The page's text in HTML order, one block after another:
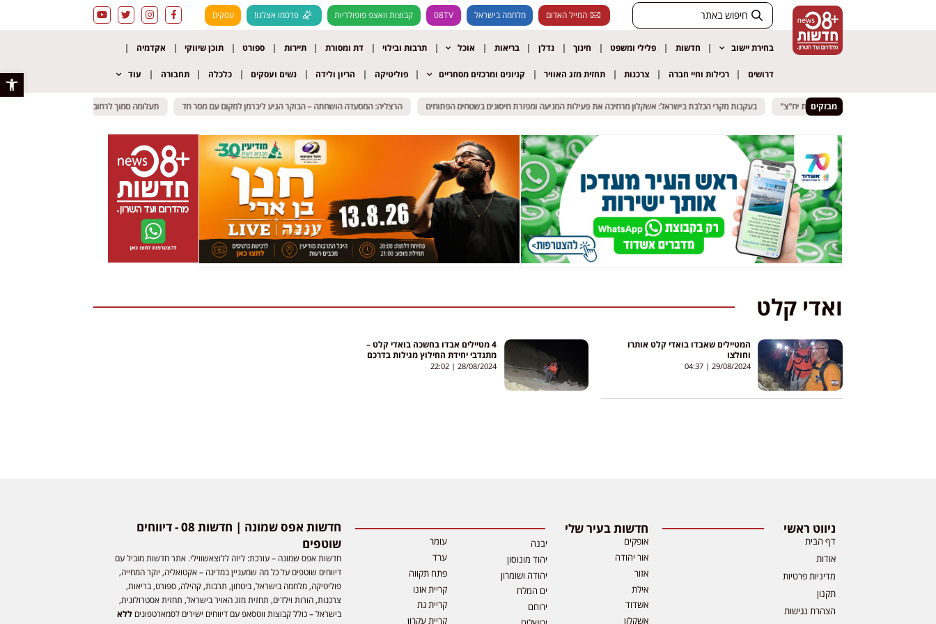
פתח
המייל האדום מלחמה בישראל 08TV קבוצות וואצפ פופולריות פרסמו אצלנו! עסקים
בחירת יישוב חדשות פלילי ומשפט חינוך נדלן בריאות אוכל תרבות ובילוי דת ומסורת תיירות ספורט תוכן שיווקי אקדמיה
דרושים רכילות וחיי חברה צרכנות תחזית מזג האוויר קניונים ומרכזים מסחריים פוליטיקה הריון ולידה נשים ועסקים כלכלה תחבורה עוד
מבזקים בעקבות מקרי הכלבת בישראל: אשקלון מרחיבה את פעילות המניעה ומפזרת חיסונים בשטחים הפתוחים
בעקבות מקרי הכלבת בישראל: אשקלון מרחיבה את פעילות המניעה ומפזרת חיסונים בשטחים הפתוחים הרצליה: המסעדה הושחתה – הבוקר הגיע ליברמן למקום עם מסר חד תעלומה סמוך לרחובות: גופת גבר אותרה בשטח הרצליה: המסעדה הושחתה – הבוקר הגיע ליברמן למקום עם מסר חד תעלומה סמוך לרחובות: גופת גבר אותרה בשטח
ואדי קלט
המטיילים שאבדו בואדי קלט אותרו
וחולצו
29/08/2024
04:37
4 מטיילים אבדו בחשכה בואדי קלט –
מתנדבי יחידת החילוץ מגילות בדרכם
למקום
28/08/2024
ניווט ראשי
דף הבית
אודות
מדיניות פרטיות
תקנון
הצהרת נגישות
חדשות בעיר שלי
אופקים
אור יהודה
אזור
אילת
אשדוד
אשקלון
יבנה
יהוד מונוסון
יהודה ושומרון
ים המלח
ירוחם
עומר
ערד
פתח תקווה
קריית אונו
קריית גת
קריית עקרון
חדשות אפס שמונה | חדשות 08 - דיווחים
שוטפים
חדשות אפס שמונה – עורכת: ליזה ללוצאשווילי. אתר חדשות מוביל עם
דיווחים שוטפים על כל מה שמעניין במדינה – אקטואליה, יוקר המחייה,
פוליטיקה, מלחמה בישראל, ביטחון, תרבות, קהילה, ספורט, בריאות,
צרכנות, הורות וילדים, תחזית מזג האויר בישראל, תחזית אסטרולוגית,
בישראל – כולל קבוצות ווטסאפ עם דיווחים ישירים לסמארטפוניםללא